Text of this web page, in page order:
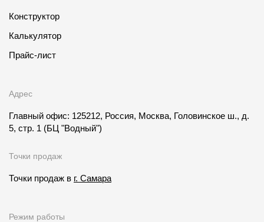
Конструктор
Калькулятор
Прайс-лист
Адрес
Главный офис: 125212, Россия, Москва, Головинское ш., д.
5, стр. 1 (БЦ "Водный")
Точки продаж
Точки продаж в г. Самара
Режим работы